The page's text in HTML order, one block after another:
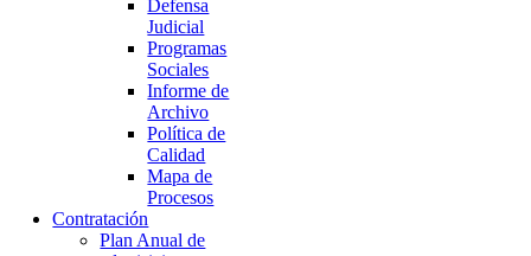
Defensa
Judicial
Programas
Sociales
Informe de
Archivo
Política de
Calidad
Mapa de
Procesos
Contratación
Plan Anual de